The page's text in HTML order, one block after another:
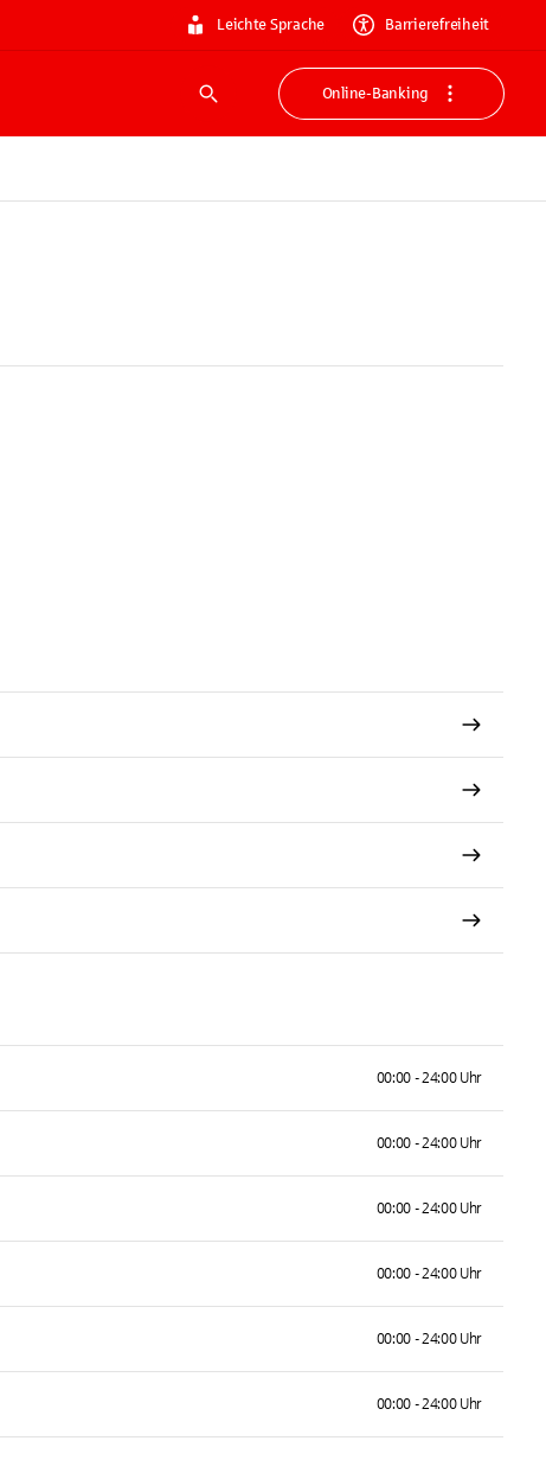
Leichte Sprache Barrierefreiheit
Suche
Online-Banking
00:00 - 24:00 Uhr
00:00 - 24:00 Uhr
00:00 - 24:00 Uhr
00:00 - 24:00 Uhr
00:00 - 24:00 Uhr
00:00 - 24:00 Uhr